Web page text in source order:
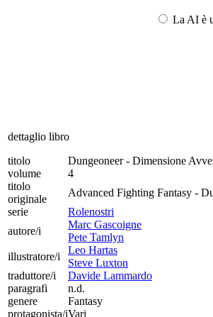
La AI è
dettaglio libro
titolo
Dungeoneer - Dimensione
volume
4
titolo
originale
Advanced Fighting Fantasy -
serie
Rolenostri
autore/i
Marc Gascoigne
Pete Tamlyn
illustratore/i
Leo Hartas
Steve Luxton
traduttore/i
Davide Lammardo
paragrafi
n.d.
genere
Fantasy
protagonista/iVari